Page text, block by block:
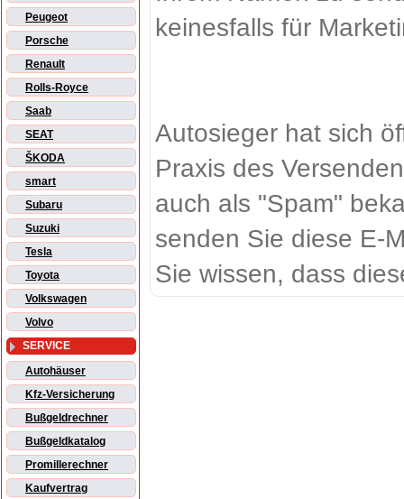
Peugeot
Porsche
Renault
Rolls-Royce
Saab
SEAT
ŠKODA
smart
Subaru
Suzuki
Tesla
Toyota
Volkswagen
Volvo
SERVICE
Autohäuser
Kfz-Versicherung
Bußgeldrechner
Bußgeldkatalog
Promillerechner
Kaufvertrag
keinesfalls für
Autosieger hat sich
Praxis des
auch als "Spam"
senden Sie diese E-
Sie wissen, dass